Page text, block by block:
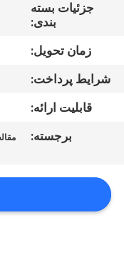
تماس
بگیرید
پرونده
جزئیات بسته
بندی:
زمان تحویل:
شرایط پرداخت:
قابلیت ارائه:
برجسته: